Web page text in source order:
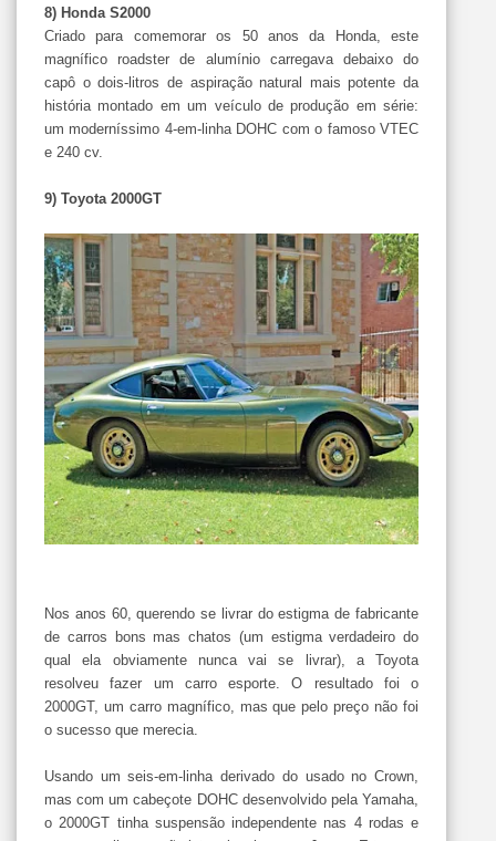
8) Honda S2000
Criado para comemorar os 50 anos da Honda, este
magnífico roadster de alumínio carregava debaixo do
capô o dois-litros de aspiração natural mais potente da
história montado em um veículo de produção em série:
um moderníssimo 4-em-linha DOHC com o famoso VTEC
e 240 cv.
9) Toyota 2000GT
Nos anos 60, querendo se livrar do estigma de fabricante
de carros bons mas chatos (um estigma verdadeiro do
qual ela obviamente nunca vai se livrar), a Toyota
resolveu fazer um carro esporte. O resultado foi o
2000GT, um carro magnífico, mas que pelo preço não foi
o sucesso que merecia.
Usando um seis-em-linha derivado do usado no Crown,
mas com um cabeçote DOHC desenvolvido pela Yamaha,
o 2000GT tinha suspensão independente nas 4 rodas e